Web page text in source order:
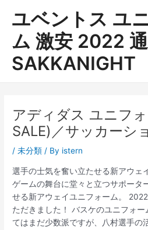
ユベントス ユ
ム 激安 2022 通
SAKKANIGHT
アディダス ユニフ
SALE)／サッカーシ
/未分類 / By istern
選手の士気を奮い立たせる新アウェ
ゲームの舞台に堂々と立つサポータ
せる新アウェイユニフォーム。
ただきました！ バスケのユニフォ
てはまだ少数派ですが、八村選手の